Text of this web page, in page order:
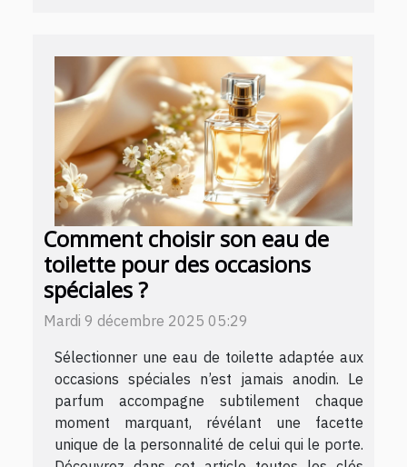
Comment choisir son eau de
toilette pour des occasions
spéciales ?
Mardi 9 décembre 2025 05:29
Sélectionner une eau de toilette adaptée aux
occasions spéciales n’est jamais anodin. Le
parfum accompagne subtilement chaque
moment marquant, révélant une facette
unique de la personnalité de celui qui le porte.